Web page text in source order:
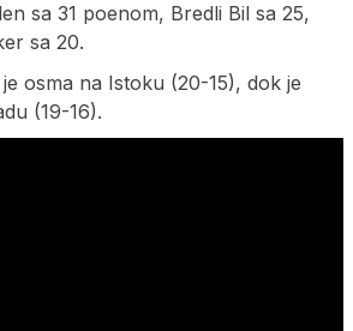
sa 31 poenom, Bredli Bil sa 25,
sa 20.
osma na Istoku (20-15), dok je
(19-16).